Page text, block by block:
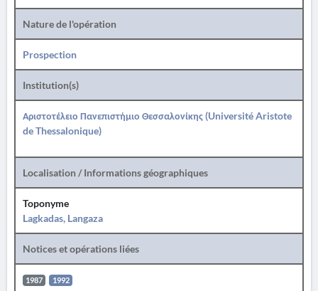
Nature de l'opération
Prospection
Institution(s)
Αριστοτέλειο Πανεπιστήμιο Θεσσαλονίκης (Université Aristote
de Thessalonique)
Localisation / Informations géographiques
Toponyme
Lagkadas, Langaza
Notices et opérations liées
1987 1992